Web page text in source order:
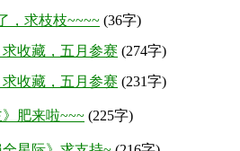
，求枝枝~~~~ (36字)
收藏，五月参赛 (274字)
收藏，五月参赛 (231字)
肥来啦~~~ (225字)